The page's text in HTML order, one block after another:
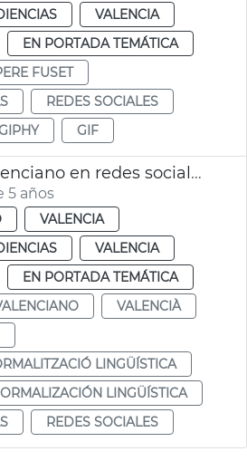
VALENCIA
EN PORTADA TEMÁTICA
FUSET
REDES SOCIALES
GIF
Promoción valenciano en redes sociales y nueva marca GNL
5 años
VALENCIA
VALENCIA
EN PORTADA TEMÁTICA
VALENCIÀ
LINGÜÍSTICA
LINGÜÍSTICA
REDES SOCIALES